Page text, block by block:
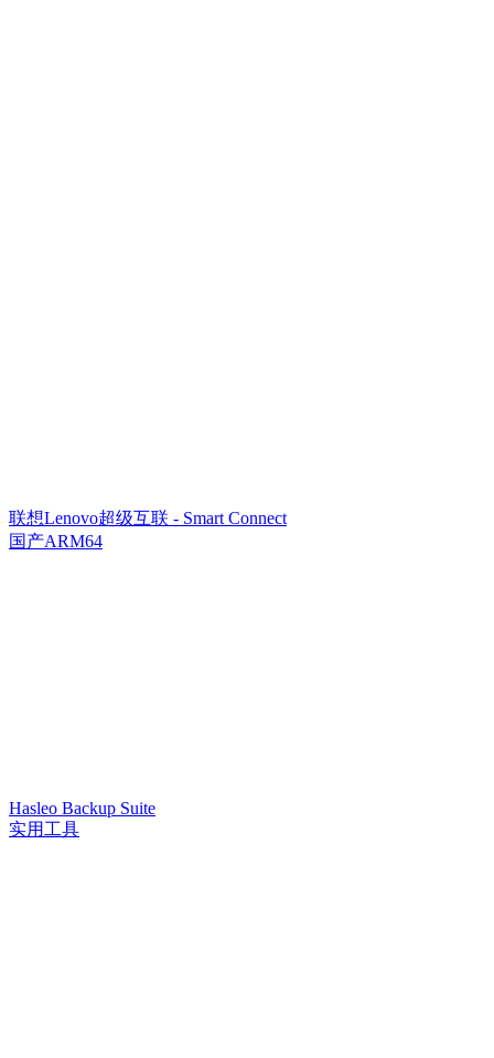
联想Lenovo超级互联 - Smart Connect
国产ARM64
Hasleo Backup Suite
实用工具